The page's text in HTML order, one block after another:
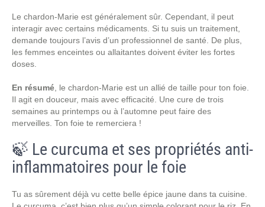
Le chardon-Marie est généralement sûr. Cependant, il peut
interagir avec certains médicaments. Si tu suis un traitement,
demande toujours l’avis d’un professionnel de santé. De plus,
les femmes enceintes ou allaitantes doivent éviter les fortes
doses.
En résumé , le chardon-Marie est un allié de taille pour ton foie.
Il agit en douceur, mais avec efficacité. Une cure de trois
semaines au printemps ou à l’automne peut faire des
merveilles. Ton foie te remerciera !
🍃 Le curcuma et ses propriétés anti-
inflammatoires pour le foie
Tu as sûrement déjà vu cette belle épice jaune dans ta cuisine.